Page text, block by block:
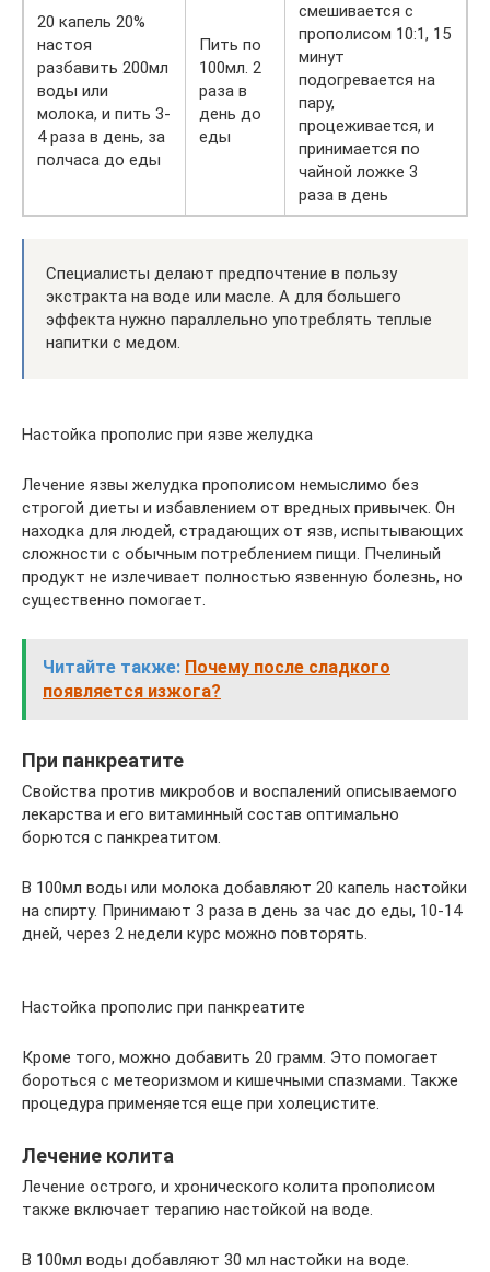
20 капель 20%
настоя
разбавить 200мл
воды или
молока, и пить 3-
4 раза в день, за
полчаса до еды
Пить по
100мл. 2
раза в
день до
еды
смешивается с
прополисом 10:1, 15
минут
подогревается на
пару,
процеживается, и
принимается по
чайной ложке 3
раза в день
Специалисты делают предпочтение в пользу
экстракта на воде или масле. А для большего
эффекта нужно параллельно употреблять теплые
напитки с медом.
Настойка прополис при язве желудка
Лечение язвы желудка прополисом немыслимо без
строгой диеты и избавлением от вредных привычек. Он
находка для людей, страдающих от язв, испытывающих
сложности с обычным потреблением пищи. Пчелиный
продукт не излечивает полностью язвенную болезнь, но
существенно помогает.
Читайте также: Почему после сладкого
появляется изжога?
При панкреатите
Свойства против микробов и воспалений описываемого
лекарства и его витаминный состав оптимально
борются с панкреатитом.
В 100мл воды или молока добавляют 20 капель настойки
на спирту. Принимают 3 раза в день за час до еды, 10-14
дней, через 2 недели курс можно повторять.
Настойка прополис при панкреатите
Кроме того, можно добавить 20 грамм. Это помогает
бороться с метеоризмом и кишечными спазмами. Также
процедура применяется еще при холецистите.
Лечение колита
Лечение острого, и хронического колита прополисом
также включает терапию настойкой на воде.
В 100мл воды добавляют 30 мл настойки на воде.